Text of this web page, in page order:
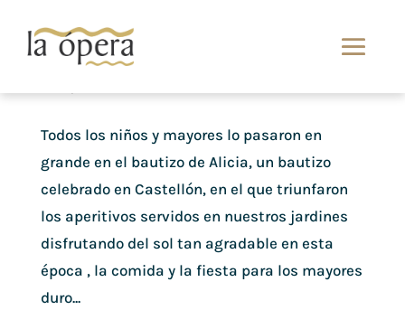
Bautizos en Castellón
Todos los niños y mayores lo pasaron en
grande en el bautizo de Alicia, un bautizo
celebrado en Castellón, en el que triunfaron
los aperitivos servidos en nuestros jardines
disfrutando del sol tan agradable en esta
época , la comida y la fiesta para los mayores
duro...